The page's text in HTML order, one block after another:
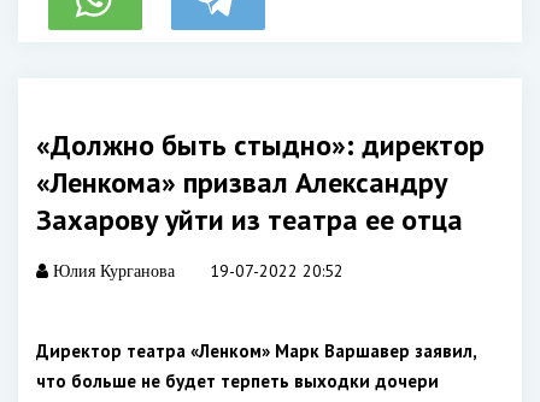
«Должно быть стыдно»: директор
«Ленкома» призвал Александру
Захарову уйти из театра ее отца
Юлия Курганова 19-07-2022 20:52
Директор театра «Ленком» Марк Варшавер заявил,
что больше не будет терпеть выходки дочери